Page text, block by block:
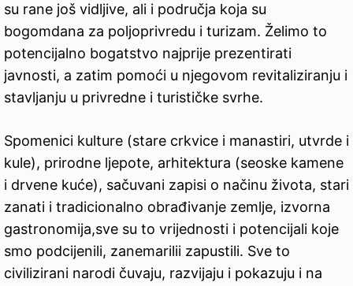
su rane još vidljive, ali i područja koja su
bogomdana za poljoprivredu i turizam. Želimo to
potencijalno bogatstvo najprije prezentirati
javnosti, a zatim pomoći u njegovom revitaliziranju i
stavljanju u privredne i turističke svrhe.
Spomenici kulture (stare crkvice i manastiri, utvrde i
kule), prirodne ljepote, arhitektura (seoske kamene
i drvene kuće), sačuvani zapisi o načinu života, stari
zanati i tradicionalno obrađivanje zemlje, izvorna
gastronomija,sve su to vrijednosti i potencijali koje
smo podcijenili, zanemarilii zapustili. Sve to
civilizirani narodi čuvaju, razvijaju i pokazuju i na